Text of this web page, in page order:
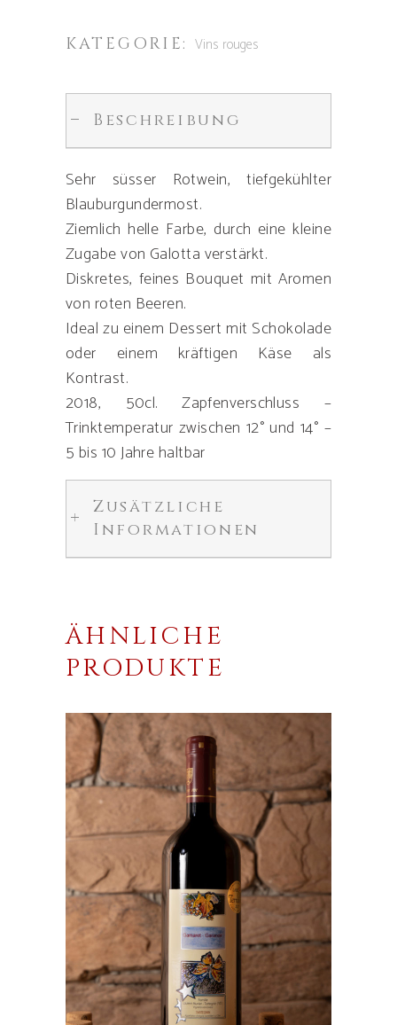
KATEGORIE: Vins rouges
Beschreibung
Sehr süsser Rotwein, tiefgekühlter
Blauburgundermost.
Ziemlich helle Farbe, durch eine kleine
Zugabe von Galotta verstärkt.
Diskretes, feines Bouquet mit Aromen
von roten Beeren.
Ideal zu einem Dessert mit Schokolade
oder einem kräftigen Käse als
Kontrast.
2018, 50cl. Zapfenverschluss –
Trinktemperatur zwischen 12° und 14° –
5 bis 10 Jahre haltbar
Zusätzliche
Informationen
ÄHNLICHE
PRODUKTE
IN DEN WARENKORB